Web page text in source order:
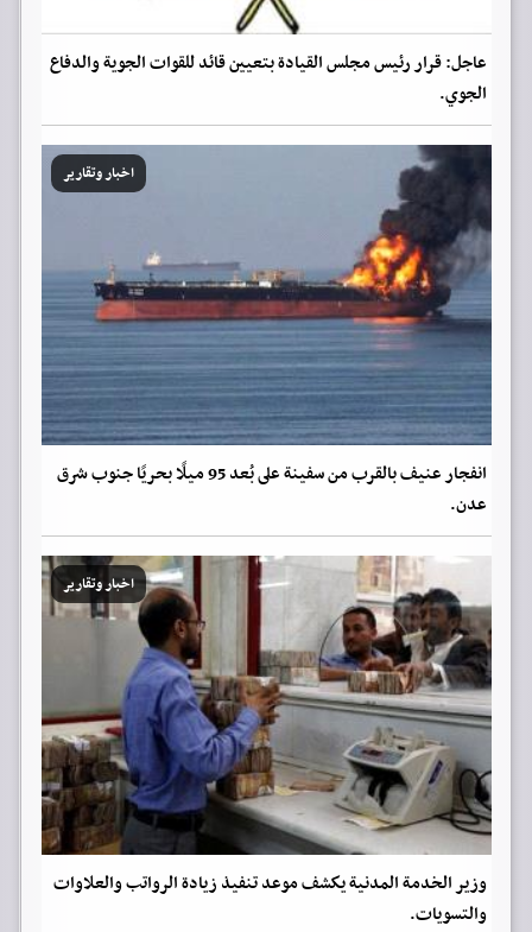
عاجل: قرار رئيس مجلس القيادة بتعيين قائد للقوات الجوية والدفاع
الجوي.
اخبار وتقارير
انفجار عنيف بالقرب من سفينة على بُعد 95 ميلًا بحريًا جنوب شرق
عدن.
اخبار وتقارير
وزير الخدمة المدنية يكشف موعد تنفيذ زيادة الرواتب والعلاوات
والتسويات.